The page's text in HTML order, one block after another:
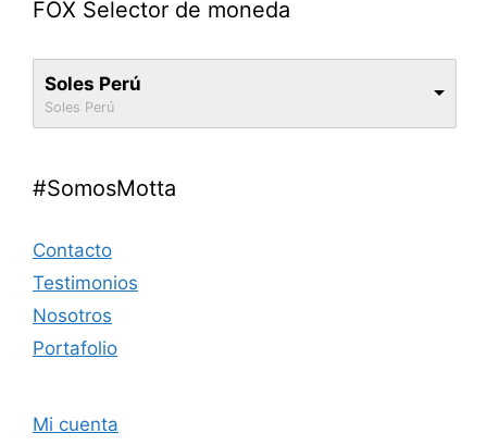
FOX Selector de moneda
Soles Perú
Soles Perú
#SomosMotta
Contacto
Testimonios
Nosotros
Portafolio
Mi cuenta